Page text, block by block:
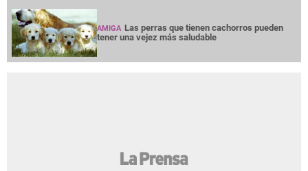
AMIGA Las perras que tienen cachorros pueden
tener una vejez más saludable